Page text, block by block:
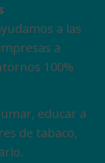
a las
a
100%
educar a
de tabaco,